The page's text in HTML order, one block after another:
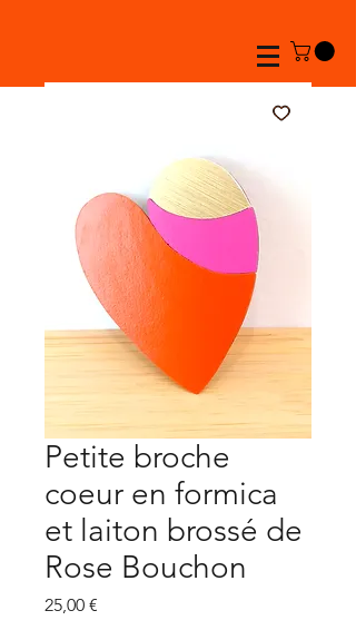
Petite broche
coeur en formica
et laiton brossé de
Rose Bouchon
25,00 €